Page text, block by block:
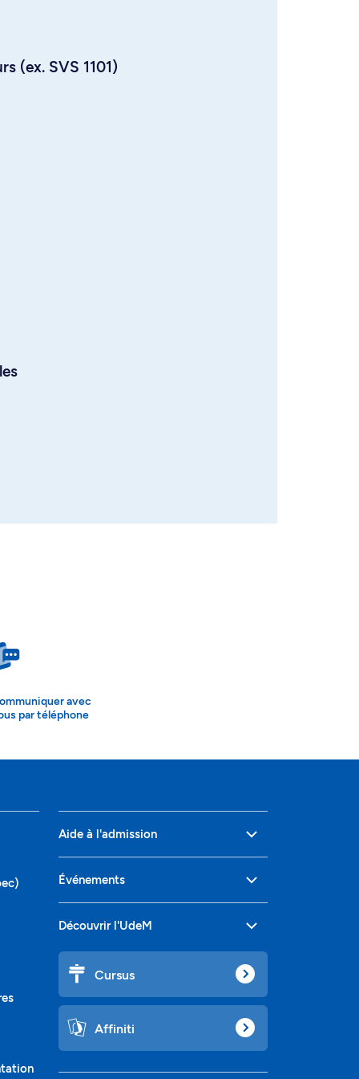
(ex. SVS 1101)
avec
par téléphone
Aide à l'admission
Événements
Découvrir l'UdeM
Cursus
Affiniti